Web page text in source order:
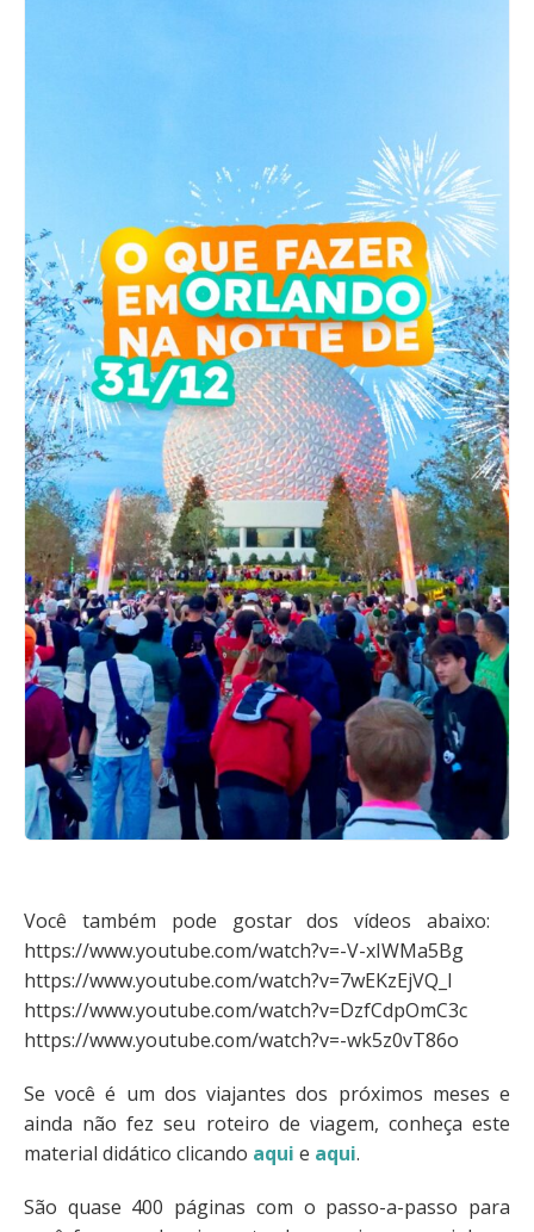
Você também pode gostar dos vídeos abaixo:
https://www.youtube.com/watch?v=-V-xIWMa5Bg
https://www.youtube.com/watch?v=7wEKzEjVQ_I
https://www.youtube.com/watch?v=DzfCdpOmC3c
https://www.youtube.com/watch?v=-wk5z0vT86o
Se você é um dos viajantes dos próximos meses e
ainda não fez seu roteiro de viagem, conheça este
material didático clicando aqui e aqui.
São quase 400 páginas com o passo-a-passo para